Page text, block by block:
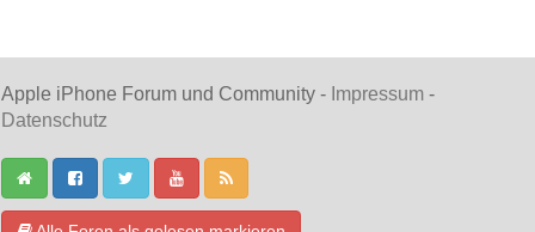
Apple iPhone Forum und Community - Impressum -
Datenschutz